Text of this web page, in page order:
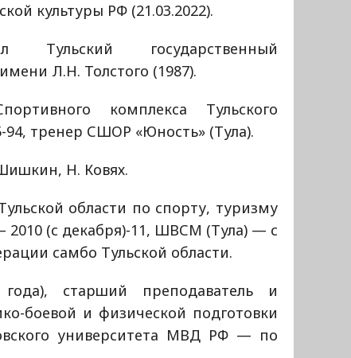
культуры РФ (21.03.2022).
Тульский государственный
Л.Н. Толстого (1987).
комплекса Тульского
94, тренер СШОР «Юность» (Тула).
Н. Ковях.
области по спорту, туризму
(с декабря)-11, ШВСМ (Тула) — с
самбо Тульской области.
старший преподаватель и
боевой и физической подготовки
университета МВД РФ — по